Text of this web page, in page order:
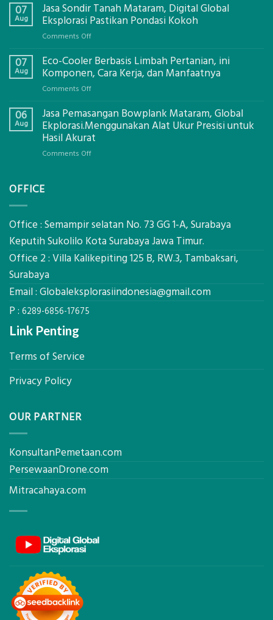
07
Aug
Jasa Sondir Tanah Mataram, Digital Global
Eksplorasi Pastikan Pondasi Kokoh
Comments Offon
Sondir
Tanah
Eksplorasi
Pastikan
Pondasi
Kokoh
07
Aug
Eco-Cooler Berbasis Limbah Pertanian, ini
Komponen, Cara Kerja, dan Manfaatnya
Comments Offon
Cooler
Berbasis
Limbah
06
Aug
Jasa Pemasangan Bowplank Mataram, Global
Ekplorasi.Menggunakan Alat Ukur Presisi untuk
Hasil Akurat
Comments Offon
Ekplorasi.Menggunakan
Ukur
Presisi
Akurat
OFFICE
Office : Semampir selatan No. 73 GG 1-A, Surabaya
Keputih Sukolilo Kota Surabaya Jawa Timur.
Office 2 : Villa Kalikepiting 125 B, RW.3, Tambaksari,
Surabaya
Email : Globaleksplorasiindonesia@gmail.com
P : 6289-6856-17675
Link Penting
Terms of Service
Privacy Policy
OUR PARTNER
KonsultanPemetaan.com
PersewaanDrone.com
Mitracahaya.com